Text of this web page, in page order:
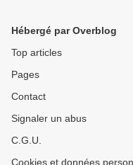
Hébergé par Overblog
Top articles
Pages
Contact
Signaler un abus
C.G.U.
Cookies et données